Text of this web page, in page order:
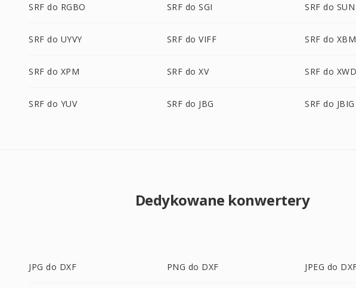
SRF do RGBO SRF do SGI SRF do SUN
SRF do UYVY SRF do VIFF SRF do XBM
SRF do XPM SRF do XV SRF do XWD
SRF do YUV SRF do JBG SRF do JBIG
Dedykowane konwertery
JPG do DXF PNG do DXF JPEG do